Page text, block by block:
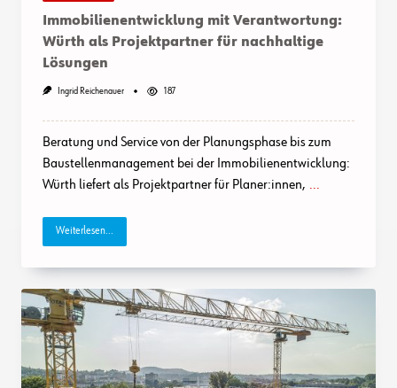
Immobilienentwicklung mit Verantwortung:
Würth als Projektpartner für nachhaltige
Lösungen
Ingrid Reichenauer 187
Beratung und Service von der Planungsphase bis zum
Baustellenmanagement bei der Immobilienentwicklung:
Würth liefert als Projektpartner für Planer:innen, ...
Weiterlesen...